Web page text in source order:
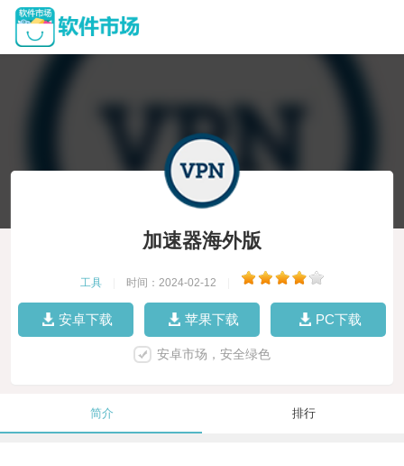
加速器海外版
工具 时间：2024-02-12
安卓下载 苹果下载 PC下载
安卓市场，安全绿色
简介 排行